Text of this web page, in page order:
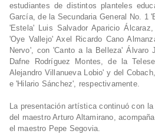
estudiantes de distintos planteles
García, de la Secundaria General No. 1
'Estela' Luis Salvador Aparicio
'Oye Vallejo' Axel Ricardo Cano
Nervo', con 'Canto a la Belleza' Álvaro
Dafne Rodríguez Montes, de la
Alejandro Villanueva Lobio' y del
e 'Hilario Sánchez', respectivamente.
La presentación artística continuó con
del maestro Arturo Altamirano,
el maestro Pepe Segovia.